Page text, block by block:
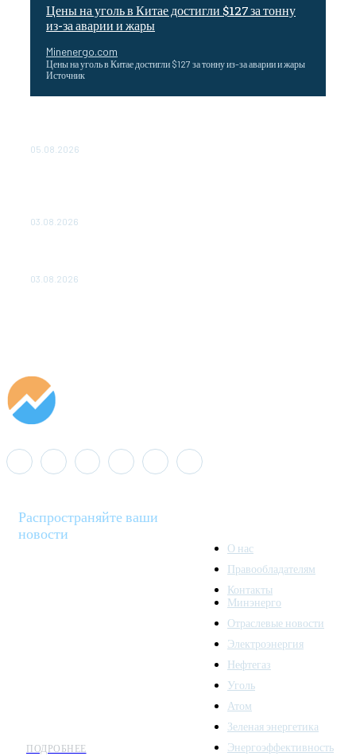
Цены на уголь в Китае достигли $127 за тонну
из-за аварии и жары
Minenergo.com
Цены на уголь в Китае достигли $127 за тонну из-за аварии и жары
Источник
05.08.2026
03.08.2026
03.08.2026
Распространяйте ваши
новости
ПОДРОБНЕЕ
О нас
Правообладателям
Контакты
Минэнерго
Отраслевые новости
Электроэнергия
Нефтегаз
Уголь
Атом
Зеленая энергетика
Энергоэффективность